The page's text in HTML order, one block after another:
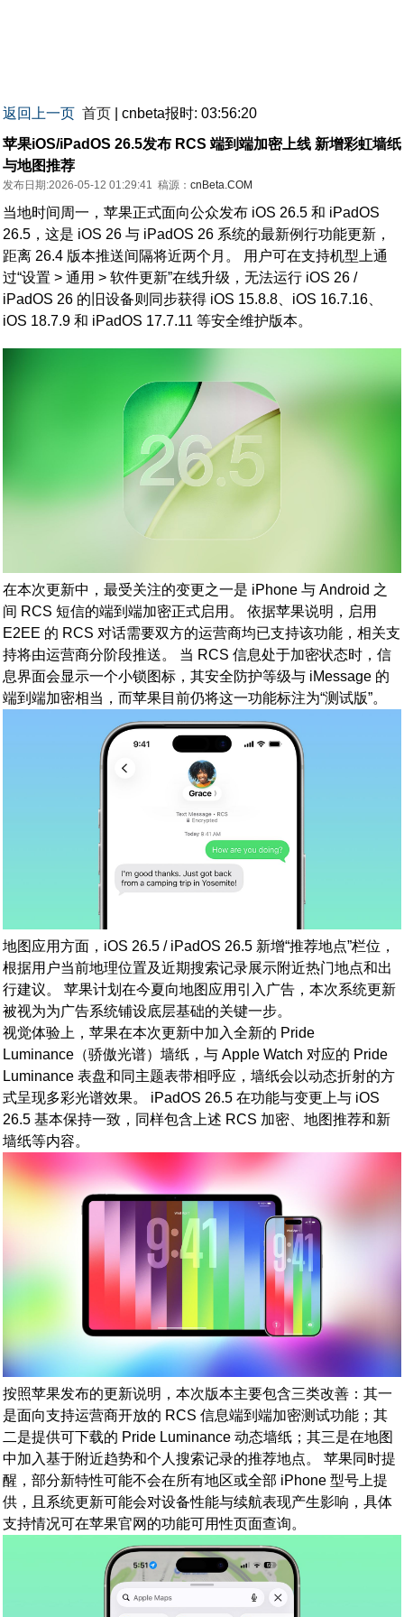
返回上一页 首页 | cnbeta报时: 03:56:20
苹果iOS/iPadOS 26.5发布 RCS 端到端加密上线 新增彩虹墙纸
与地图推荐
发布日期:2026-05-12 01:29:41 稿源： cnBeta.COM
当地时间周一，苹果正式面向公众发布 iOS 26.5 和 iPadOS
26.5，这是 iOS 26 与 iPadOS 26 系统的最新例行功能更新，
距离 26.4 版本推送间隔将近两个月。 用户可在支持机型上通
过“设置 > 通用 > 软件更新”在线升级，无法运行 iOS 26 /
iPadOS 26 的旧设备则同步获得 iOS 15.8.8、iOS 16.7.16、
iOS 18.7.9 和 iPadOS 17.7.11 等安全维护版本。
在本次更新中，最受关注的变更之一是 iPhone 与 Android 之
间 RCS 短信的端到端加密正式启用。 依据苹果说明，启用
E2EE 的 RCS 对话需要双方的运营商均已支持该功能，相关支
持将由运营商分阶段推送。 当 RCS 信息处于加密状态时，信
息界面会显示一个小锁图标，其安全防护等级与 iMessage 的
端到端加密相当，而苹果目前仍将这一功能标注为“测试版”。
地图应用方面，iOS 26.5 / iPadOS 26.5 新增“推荐地点”栏位，
根据用户当前地理位置及近期搜索记录展示附近热门地点和出
行建议。 苹果计划在今夏向地图应用引入广告，本次系统更新
被视为为广告系统铺设底层基础的关键一步。
视觉体验上，苹果在本次更新中加入全新的 Pride
Luminance（骄傲光谱）墙纸，与 Apple Watch 对应的 Pride
Luminance 表盘和同主题表带相呼应，墙纸会以动态折射的方
式呈现多彩光谱效果。 iPadOS 26.5 在功能与变更上与 iOS
26.5 基本保持一致，同样包含上述 RCS 加密、地图推荐和新
墙纸等内容。
按照苹果发布的更新说明，本次版本主要包含三类改善：其一
是面向支持运营商开放的 RCS 信息端到端加密测试功能；其
二是提供可下载的 Pride Luminance 动态墙纸；其三是在地图
中加入基于附近趋势和个人搜索记录的推荐地点。 苹果同时提
醒，部分新特性可能不会在所有地区或全部 iPhone 型号上提
供，且系统更新可能会对设备性能与续航表现产生影响，具体
支持情况可在苹果官网的功能可用性页面查询。